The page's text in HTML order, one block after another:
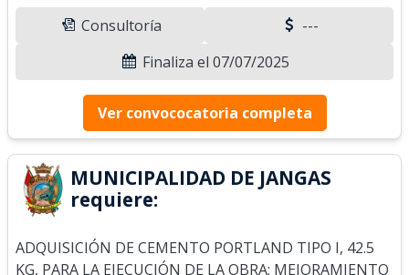
Consultoría
---
Finaliza el 07/07/2025
Ver convococatoria completa
MUNICIPALIDAD DE JANGAS
requiere:
ADQUISICIÓN DE CEMENTO PORTLAND TIPO I, 42.5
KG, PARA LA EJECUCIÓN DE LA OBRA: MEJORAMIENTO